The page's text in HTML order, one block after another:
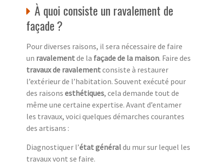
À quoi consiste un ravalement de
façade ?
Pour diverses raisons, il sera nécessaire de faire
un ravalementde la façade de la maison. Faire des
travaux de ravalementconsiste à restaurer
l’extérieur de l’habitation. Souvent exécuté pour
des raisons esthétiques, cela demande tout de
même une certaine expertise. Avant d’entamer
les travaux, voici quelques démarches courantes
des artisans :
Diagnostiquer l’état généraldu mur sur lequel les
travaux vont se faire.